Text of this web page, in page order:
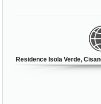
Residence Isola Verde,